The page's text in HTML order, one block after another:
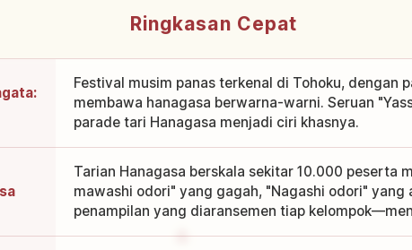
Ringkasan Cepat
Festival musim panas terkenal di Tohoku, dengan
membawa hanagasa berwarna-warni. Seruan
parade tari Hanagasa menjadi ciri khasnya.
Tarian Hanagasa berskala sekitar 10.000 peserta
mawashi odori" yang gagah, "Nagashi odori" yang
penampilan yang diaransemen tiap